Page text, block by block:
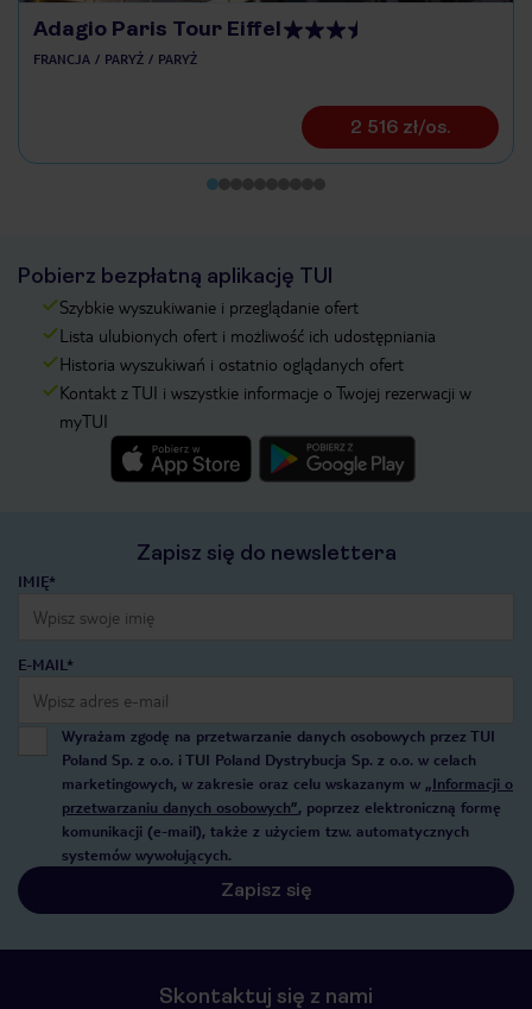
Adagio Paris Tour Eiffel
FRANCJA PARYŻ PARYŻ
2 516 zł/os.
Pobierz bezpłatną aplikację TUI
Szybkie wyszukiwanie i przeglądanie ofert
Lista ulubionych ofert i możliwość ich udostępniania
Historia wyszukiwań i ostatnio oglądanych ofert
Kontakt z TUI i wszystkie informacje o Twojej rezerwacji w
myTUI
Zapisz się do newslettera
IMIĘ*
E-MAIL*
Wyrażam zgodę na przetwarzanie danych osobowych przez TUI
Poland Sp. z o.o. i TUI Poland Dystrybucja Sp. z o.o. w celach
marketingowych, w zakresie oraz celu wskazanym w „Informacji o
przetwarzaniu danych osobowych”, poprzez elektroniczną formę
komunikacji (e-mail), także z użyciem tzw. automatycznych
systemów wywołujących.
Zapisz się
Skontaktuj się z nami